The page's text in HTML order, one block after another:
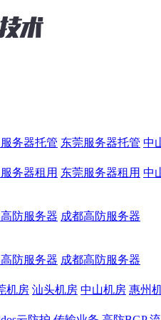
务器托管 东莞服务器托管 中
务器租用 东莞服务器租用 中
防服务器 成都高防服务器
防服务器 成都高防服务器
机房 汕头机房 中山机房 惠州